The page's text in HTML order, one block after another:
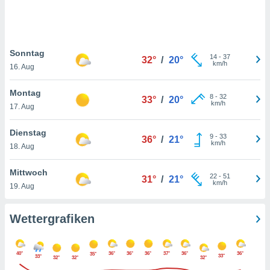
können
von
und
klicken.
und
Sonntag
16. Aug
32° / 20° 14- 37
km/h
Montag
17. Aug
33° / 20° 8- 32
km/h
Dienstag
18. Aug
36° / 21° 9- 33
km/h
Mittwoch
19. Aug
31° / 21° 22- 51
km/h
Wettergrafiken
40°
33° 32° 32°
35° 36° 36° 36° 37° 36°
32° 33° 36°